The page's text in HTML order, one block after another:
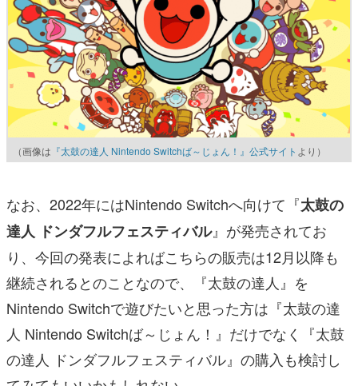
（画像は 『太鼓の達人 Nintendo Switchば～じょん！』公式サイト より）
なお、2022年にはNintendo Switchへ向けて『太鼓の
達人 ドンダフルフェスティバル』が発売されてお
り、今回の発表によればこちらの販売は12月以降も
継続されるとのことなので、『太鼓の達人』を
Nintendo Switchで遊びたいと思った方は『太鼓の達
人 Nintendo Switchば～じょん！』だけでなく『太鼓
の達人 ドンダフルフェスティバル』の購入も検討し